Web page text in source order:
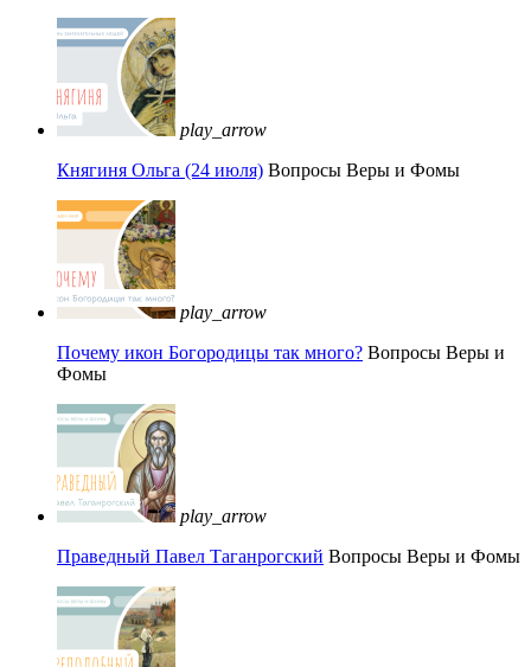
play_arrow
Княгиня Ольга (24 июля) Вопросы Веры и Фомы
play_arrow
Почему икон Богородицы так много? Вопросы Веры и
Фомы
play_arrow
Праведный Павел Таганрогский Вопросы Веры и Фомы